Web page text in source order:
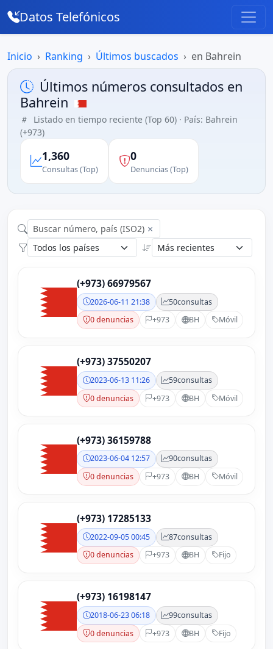
Datos Telefónicos
Inicio Ranking Últimos buscados en Bahrein
Últimos números consultados en
Bahrein
Listado en tiempo reciente (Top 60) · País: Bahrein
(+973)
1,360
Consultas (Top)
0
Denuncias (Top)
×
(+973) 66979567
2026-06-11 21:38 50consultas
0 denuncias
+973 BH Móvil
(+973) 37550207
2023-06-13 11:26 59consultas
0 denuncias
+973 BH Móvil
(+973) 36159788
2023-06-04 12:57 90consultas
0 denuncias
+973 BH Móvil
(+973) 17285133
2022-09-05 00:45 87consultas
0 denuncias
+973 BH Fijo
(+973) 16198147
2018-06-23 06:18 99consultas
0 denuncias
+973 BH Fijo